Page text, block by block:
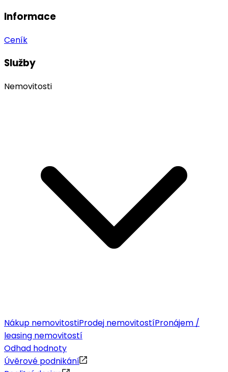
Informace
Ceník
Služby
Nemovitosti
Nákup nemovitostiProdej nemovitostíPronájem /
leasing nemovitostí
Odhad hodnoty
Úvěrové podnikání